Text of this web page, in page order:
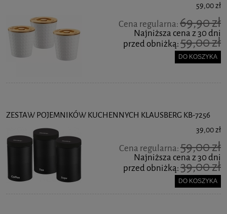
59,00 zł
Cena regularna:69,90 zł
Najniższa cena z 30 dni
przed obniżką:59,00 zł
DO KOSZYKA
ZESTAW POJEMNIKÓW KUCHENNYCH KLAUSBERG KB-7256
39,00 zł
Cena regularna:59,00 zł
Najniższa cena z 30 dni
przed obniżką:39,00 zł
DO KOSZYKA